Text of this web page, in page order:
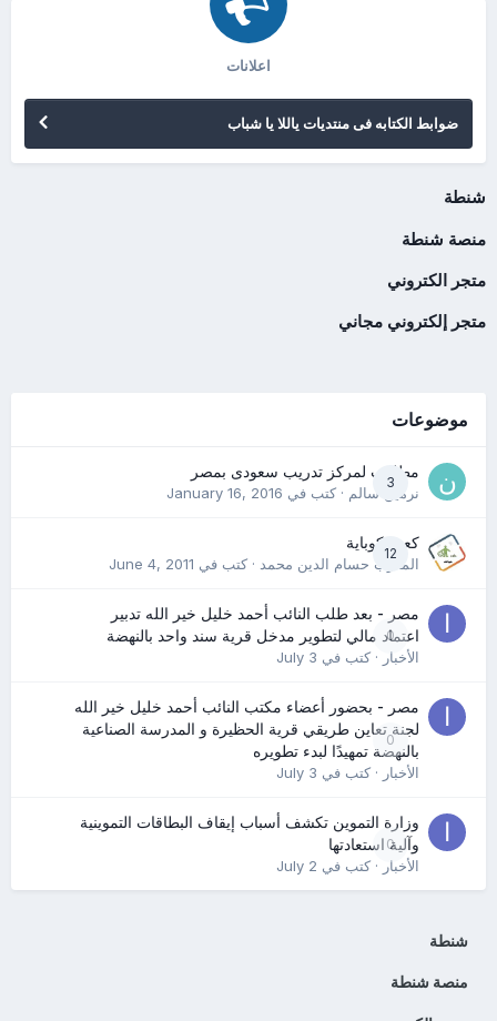
اعلانات
ضوابط الكتابه فى منتديات ياللا يا شباب
شنطة
منصة شنطة
متجر الكتروني
متجر إلكتروني مجاني
موضوعات
3
مطلوب لمركز تدريب سعودى بمصر
نرمين سالم· كتب في January 16, 2016
12
كعب كوباية
المدرب حسام الدين محمد· كتب في June 4, 2011
0
مصر - بعد طلب النائب أحمد خليل خير الله تدبير
اعتماد مالي لتطوير مدخل قرية سند واحد بالنهضة
الأخبار· كتب في July 3
0
مصر - بحضور أعضاء مكتب النائب أحمد خليل خير الله
لجنة تعاين طريقي قرية الحظيرة و المدرسة الصناعية
بالنهضة تمهيدًا لبدء تطويره
الأخبار· كتب في July 3
0
وزارة التموين تكشف أسباب إيقاف البطاقات التموينية
وآلية استعادتها
الأخبار· كتب في July 2
شنطة
منصة شنطة